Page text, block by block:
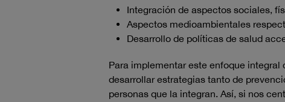
Integración de aspectos sociales,
Aspectos medioambientales
Desarrollo de políticas de salud
Para implementar este enfoque
desarrollar estrategias tanto de
personas que la integran. Así, si nos